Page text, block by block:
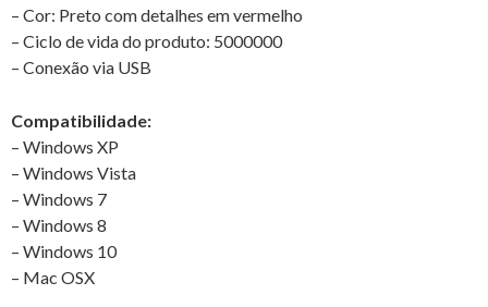
– Cor: Preto com detalhes em vermelho
– Ciclo de vida do produto: 5000000
– Conexão via USB
Compatibilidade:
– Windows XP
– Windows Vista
– Windows 7
– Windows 8
– Windows 10
– Mac OSX